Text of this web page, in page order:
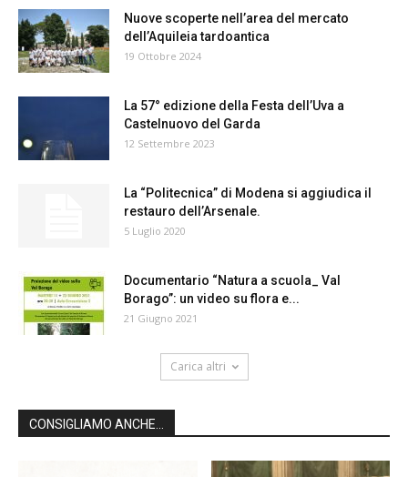
Nuove scoperte nell’area del mercato
dell’Aquileia tardoantica
19 Ottobre 2024
La 57° edizione della Festa dell’Uva a
Castelnuovo del Garda
12 Settembre 2023
La “Politecnica” di Modena si aggiudica il
restauro dell’Arsenale.
5 Luglio 2020
Documentario “Natura a scuola_ Val
Borago”: un video su flora e...
21 Giugno 2021
Carica altri
CONSIGLIAMO ANCHE...